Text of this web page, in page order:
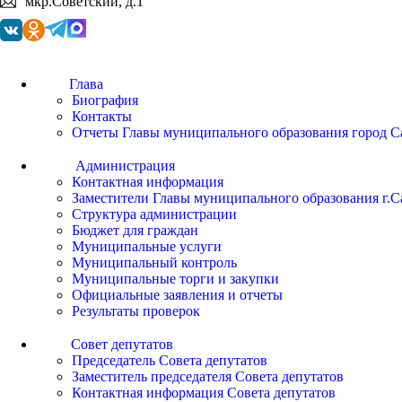
Глава
Биография
Контакты
Отчеты Главы муниципального образования город
Администрация
Контактная информация
Заместители Главы муниципального образования
Структура администрации
Бюджет для граждан
Муниципальные услуги
Муниципальный контроль
Муниципальные торги и закупки
Официальные заявления и отчеты
Результаты проверок
Совет депутатов
Председатель Совета депутатов
Заместитель председателя Совета депутатов
Контактная информация Совета депутатов